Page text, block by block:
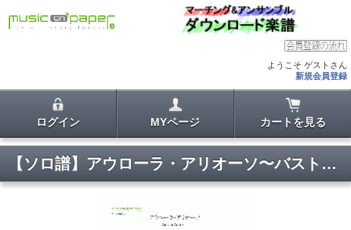
ようこそ ゲストさん
新規会員登録
ログイン MYページ カートを見る
【ソロ譜】アウローラ・アリオーソ〜バストロンボーン・ソロ(ピアノ伴奏付)